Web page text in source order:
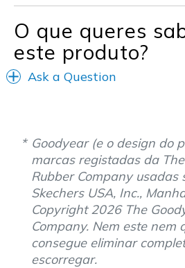
Going Out
Travel
Width
Feels true to
Sizing
Feels true to size
O que queres
este produto?
Ask a Question
Goodyear (e o design do
marcas registadas da
Rubber Company usadas
Skechers USA, Inc.,
Copyright 2026 The
Company. Nem este nem
consegue eliminar
escorregar.